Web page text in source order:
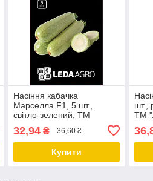
Насіння кабачка
Марселла F1, 5 шт.,
світло-зелений, ТМ
32,94₴ 36,60 ₴
Купити
шт.,
ТМ